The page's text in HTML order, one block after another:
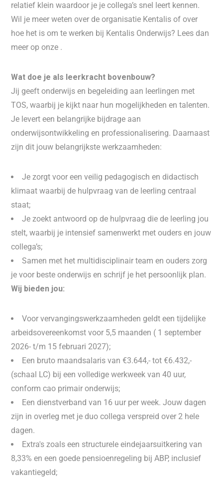
relatief klein waardoor je je collega’s snel leert kennen.
Wil je meer weten over de organisatie Kentalis of over
hoe het is om te werken bij Kentalis Onderwijs? Lees dan
meer op onze .
Wat doe je als leerkracht bovenbouw?
Jij geeft onderwijs en begeleiding aan leerlingen met
TOS, waarbij je kijkt naar hun mogelijkheden en talenten.
Je levert een belangrijke bijdrage aan
onderwijsontwikkeling en professionalisering. Daarnaast
zijn dit jouw belangrijkste werkzaamheden:
Je zorgt voor een veilig pedagogisch en didactisch
klimaat waarbij de hulpvraag van de leerling centraal
staat;
Je zoekt antwoord op de hulpvraag die de leerling jou
stelt, waarbij je intensief samenwerkt met ouders en jouw
collega’s;
Samen met het multidisciplinair team en ouders zorg
je voor beste onderwijs en schrijf je het persoonlijk plan.
Wij bieden jou:
Voor vervangingswerkzaamheden geldt een tijdelijke
arbeidsovereenkomst voor 5,5 maanden ( 1 september
2026- t/m 15 februari 2027);
Een bruto maandsalaris van €3.644,- tot €6.432,-
(schaal LC) bij een volledige werkweek van 40 uur,
conform cao primair onderwijs;
Een dienstverband van 16 uur per week. Jouw dagen
zijn in overleg met je duo collega verspreid over 2 hele
dagen.
Extra's zoals een structurele eindejaarsuitkering van
8,33% en een goede pensioenregeling bij ABP, inclusief
vakantiegeld;